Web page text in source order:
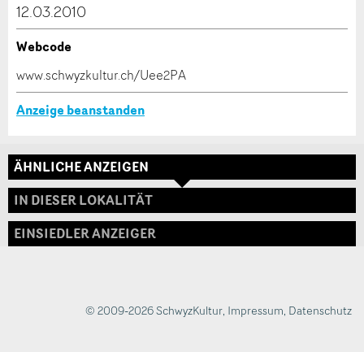
* Eingabe erforderlich
* Eingabe erforderlich
Adresse
12.03.2010
Webcode
www.schwyzkultur.ch/Uee2PA
Anzeige beanstanden
ÄHNLICHE ANZEIGEN
IN DIESER LOKALITÄT
EINSIEDLER ANZEIGER
© 2009-2026 SchwyzKultur, Impressum, Datenschutz